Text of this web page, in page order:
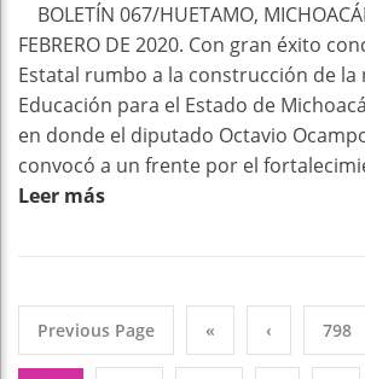
BOLETÍN 067/HUETAMO,
FEBRERO DE 2020. Con gran éxito
Estatal rumbo a la construcción de la
Educación para el Estado de
en donde el diputado Octavio
convocó a un frente por el
Leer más
Previous Page « ‹ 798